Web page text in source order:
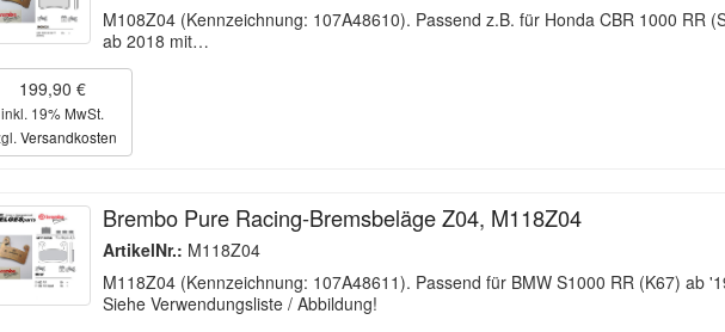
M108Z04 (Kennzeichnung: 107A48610). Passend z.B. für Honda CBR 1000 RR
ab 2018 mit…
199,90 €
inkl. 19% MwSt.
Versandkosten
Brembo Pure Racing-Bremsbeläge Z04, M118Z04
ArtikelNr.: M118Z04
M118Z04 (Kennzeichnung: 107A48611). Passend für BMW S1000 RR (K67) ab
Siehe Verwendungsliste / Abbildung!